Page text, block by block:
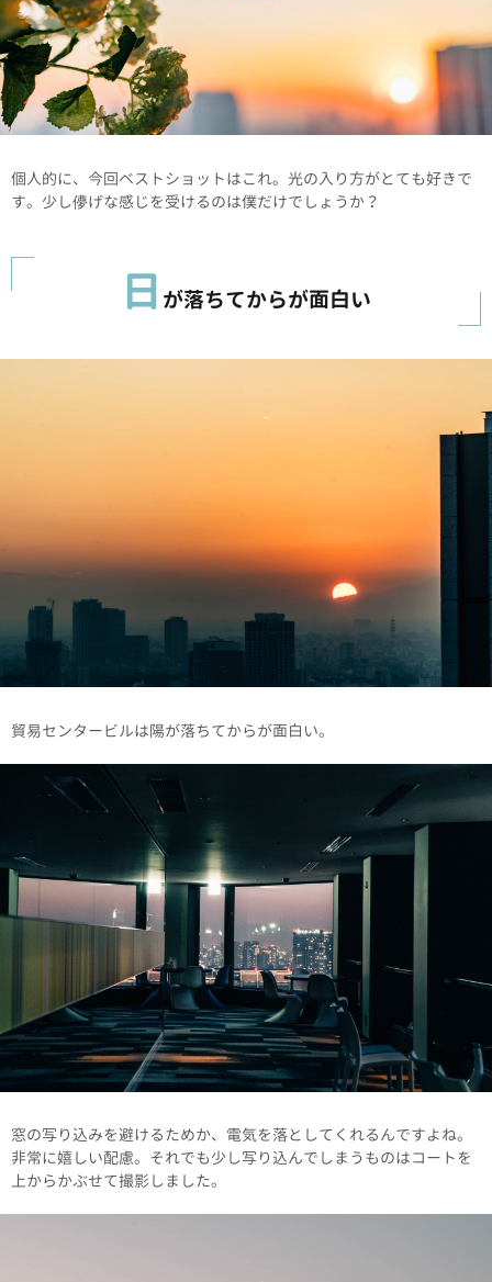
個人的に、今回ベストショットはこれ。光の入り方がとても好きで
す。少し儚げな感じを受けるのは僕だけでしょうか？
日 が落ちてからが面白い
貿易センタービルは陽が落ちてからが面白い。
窓の写り込みを避けるためか、電気を落としてくれるんですよね。
非常に嬉しい配慮。それでも少し写り込んでしまうものはコートを
上からかぶせて撮影しました。